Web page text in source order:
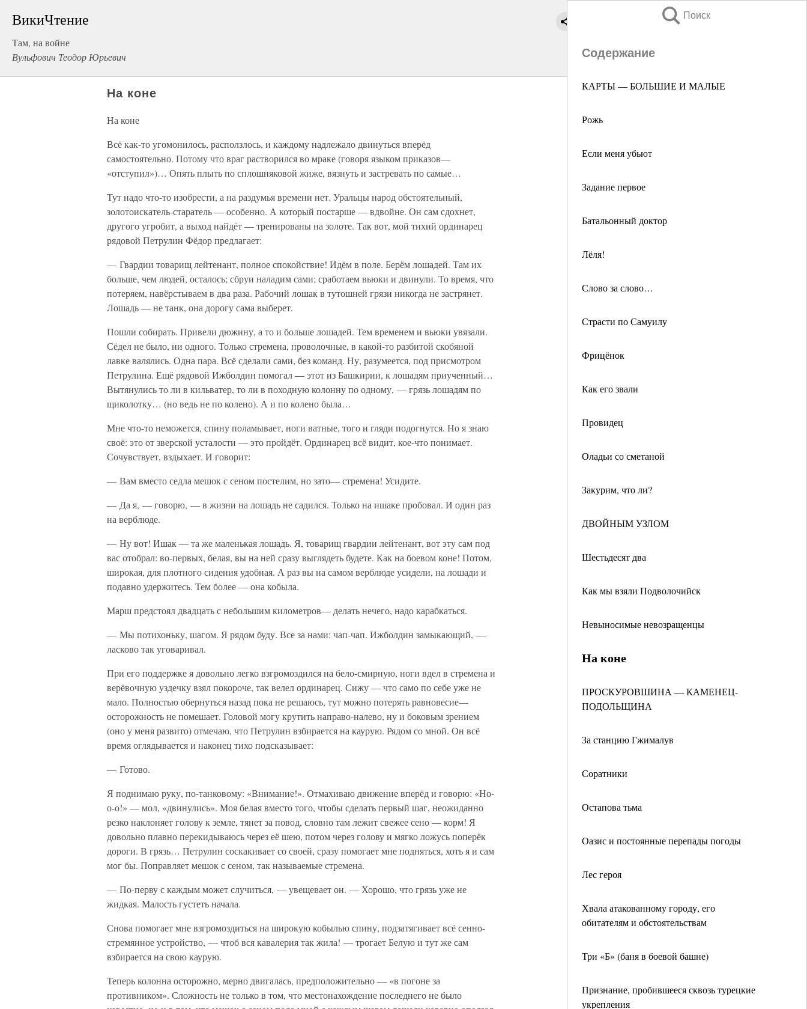
ВикиЧтение
Там, на войне
Вульфович Теодор Юрьевич
Поиск
Содержание
КАРТЫ — БОЛЬШИЕ И МАЛЫЕ
Рожь
Если меня убьют
Задание первое
Батальонный доктор
Лёля!
Слово за слово…
Страсти по Самуилу
Фрицёнок
Как его звали
Провидец
Оладьи со сметаной
Закурим, что ли?
ДВОЙНЫМ УЗЛОМ
Шестьдесят два
Как мы взяли Подволочийск
Невыносимые невозращенцы
На коне
ПРОСКУРОВШИНА — КАМЕНЕЦ-
ПОДОЛЬЩИНА
За станцию Гжималув
Соратники
Остапова тьма
Оазис и постоянные перепады погоды
Лес героя
Хвала атакованному городу, его
обитателям и обстоятельствам
Три «Б» (баня в боевой башне)
Признание, пробившееся сквозь турецкие
укрепления
На коне
На коне
Всё как-то угомонилось, расползлось, и каждому надлежало двинуться вперёд
самостоятельно. Потому что враг растворился во мраке (говоря языком приказов—
«отступил»)… Опять плыть по сплошняковой жиже, вязнуть и застревать по самые…
Тут надо что-то изобрести, а на раздумья времени нет. Уральцы народ обстоятельный,
золотоискатель-старатель — особенно. А который постарше — вдвойне. Он сам сдохнет,
другого угробит, а выход найдёт — тренированы на золоте. Так вот, мой тихий ординарец
рядовой Петрулин Фёдор предлагает:
— Гвардии товарищ лейтенант, полное спокойствие! Идём в поле. Берём лошадей. Там их
больше, чем людей, осталось; сбруи наладим сами; сработаем вьюки и двинули. То время, что
потеряем, навёрстываем в два раза. Рабочий лошак в тутошней грязи никогда не застрянет.
Лошадь — не танк, она дорогу сама выберет.
Пошли собирать. Привели дюжину, а то и больше лошадей. Тем временем и вьюки увязали.
Сёдел не было, ни одного. Только стремена, проволочные, в какой-то разбитой скобяной
лавке валялись. Одна пара. Всё сделали сами, без команд. Ну, разумеется, под присмотром
Петрулина. Ещё рядовой Ижболдин помогал — этот из Башкирии, к лошадям приученный…
Вытянулись то ли в кильватер, то ли в походную колонну по одному, — грязь лошадям по
щиколотку… (но ведь не по колено). А и по колено была…
Мне что-то неможется, спину поламывает, ноги ватные, того и гляди подогнутся. Но я знаю
своё: это от зверской усталости — это пройдёт. Ординарец всё видит, кое-что понимает.
Сочувствует, вздыхает. И говорит:
— Вам вместо седла мешок с сеном постелим, но зато— стремена! Усидите.
— Да я, — говорю, — в жизни на лошадь не садился. Только на ишаке пробовал. И один раз
на верблюде.
— Ну вот! Ишак — та же маленькая лошадь. Я, товарищ гвардии лейтенант, вот эту сам под
вас отобрал: во-первых, белая, вы на ней сразу выглядеть будете. Как на боевом коне! Потом,
широкая, для плотного сидения удобная. А раз вы на самом верблюде усидели, на лошади и
подавно удержитесь. Тем более — она кобыла.
Марш предстоял двадцать с небольшим километров— делать нечего, надо карабкаться.
— Мы потихоньку, шагом. Я рядом буду. Все за нами: чап-чап. Ижболдин замыкающий, —
ласково так уговаривал.
При его поддержке я довольно легко взгромоздился на бело-смирную, ноги вдел в стремена и
верёвочную уздечку взял покороче, так велел ординарец. Сижу — что само по себе уже не
мало. Полностью обернуться назад пока не решаюсь, тут можно потерять равновесие—
осторожность не помешает. Головой могу крутить направо-налево, ну и боковым зрением
(оно у меня развито) отмечаю, что Петрулин взбирается на каурую. Рядом со мной. Он всё
время оглядывается и наконец тихо подсказывает:
— Готово.
Я поднимаю руку, по-танковому: «Внимание!». Отмахиваю движение вперёд и говорю: «Но-
о-о!» — мол, «двинулись». Моя белая вместо того, чтобы сделать первый шаг, неожиданно
резко наклоняет голову к земле, тянет за повод, словно там лежит свежее сено — корм! Я
довольно плавно перекидываюсь через её шею, потом через голову и мягко ложусь поперёк
дороги. В грязь… Петрулин соскакивает со своей, сразу помогает мне подняться, хоть я и сам
мог бы. Поправляет мешок с сеном, так называемые стремена.
— По-перву с каждым может случиться, — увещевает он. — Хорошо, что грязь уже не
жидкая. Малость густеть начала.
Снова помогает мне взгромоздиться на широкую кобылью спину, подзатягивает всё сенно-
стремянное устройство, — чтоб вся кавалерия так жила! — трогает Белую и тут же сам
взбирается на свою каурую.
Теперь колонна осторожно, мерно двигалась, предположительно — «в погоне за
противником». Сложность не только в том, что местонахождение последнего не было